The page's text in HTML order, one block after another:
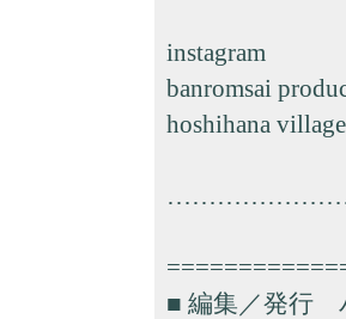
instagram
banromsai
hoshihana
■ 編集／発行